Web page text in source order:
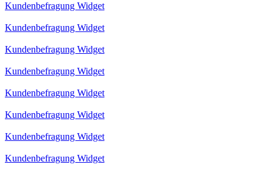
Kundenbefragung Widget
Kundenbefragung Widget
Kundenbefragung Widget
Kundenbefragung Widget
Kundenbefragung Widget
Kundenbefragung Widget
Kundenbefragung Widget
Kundenbefragung Widget